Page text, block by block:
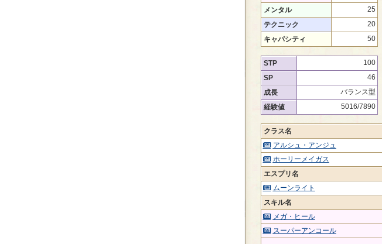
メンタル
25
テクニック
20
キャパシティ
50
STP
100
SP
46
成長
バランス型
経験値
5016/7890
クラス名
アルシュ・アンジュ
ホーリーメイガス
エスプリ名
ムーンライト
スキル名
メガ・ヒール
スーパーアンコール